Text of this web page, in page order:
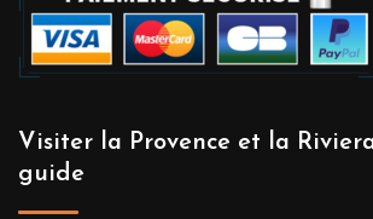
Visiter la Provence et la
guide